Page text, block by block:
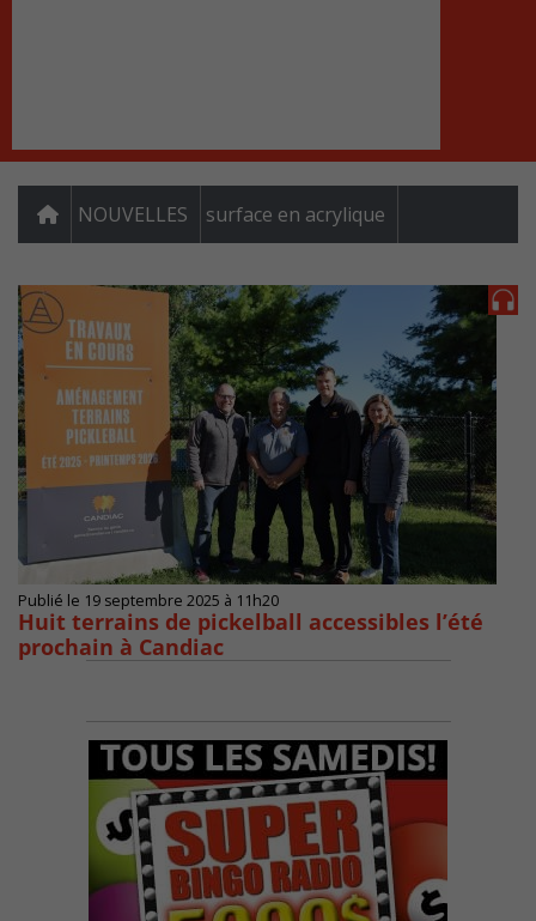
NOUVELLES surface en acrylique
Publié le 19 septembre 2025 à 11h20
Huit terrains de pickelball accessibles l’été
prochain à Candiac